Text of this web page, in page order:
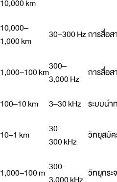
10,000 km
10,000–
1,000 km
30–300 Hzการสื่อส
1,000–100 km300–
3,000 Hz
การสื่อส
100–10 km 3–30 kHz ระบบนำ
10–1 km
30–
300 kHz
วิทยุสมัค
1,000–100 m 300–
วิทยุกระ